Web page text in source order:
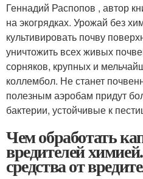
Геннадий Распопов , автор
на экогрядках. Урожай без
культивировать почву
уничтожить всех живых
сорняков, крупных и
коллембол. Не станет
полезным аэробам придут
бактерии, устойчивые к
Чем обработать
вредителей
средства от